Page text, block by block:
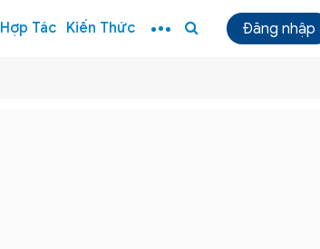
Hợp Tác Kiến Thức Đăng nhập